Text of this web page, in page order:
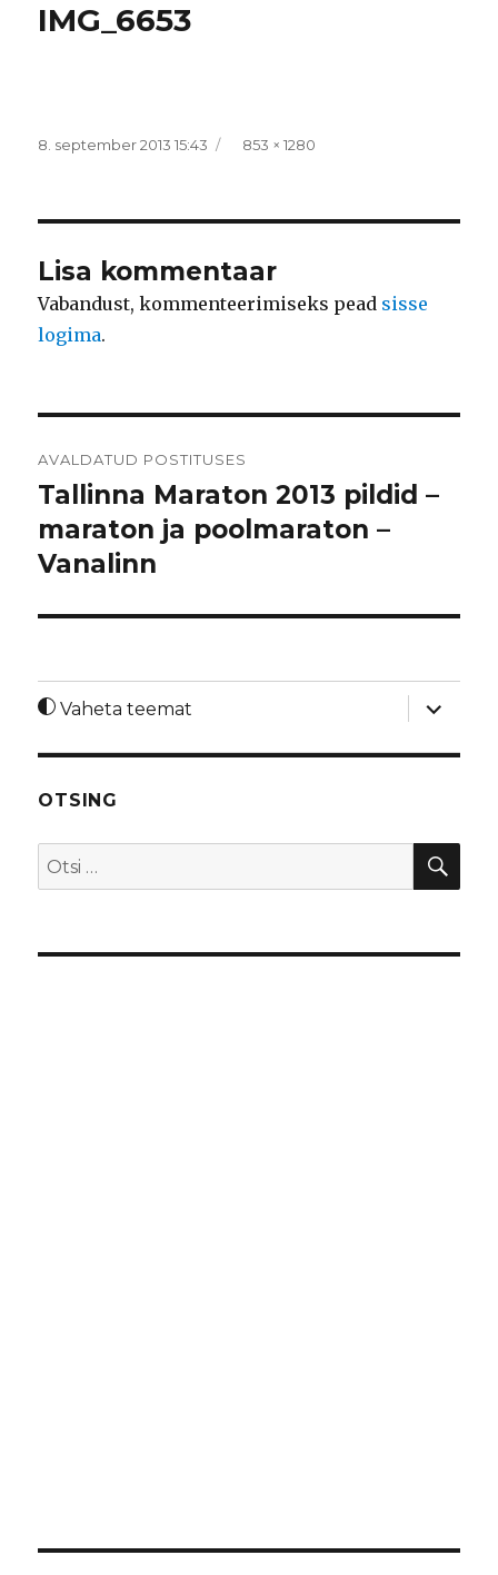
IMG_6653
Postitatud
8. september 2013 15:43 Täissuurus
853 × 1280
Lisa kommentaar
Vabandust, kommenteerimiseks pead sisse
logima.
AVALDATUD POSTITUSES
Tallinna Maraton 2013 pildid –
maraton ja poolmaraton –
Vanalinn
Vaheta teemat
laienda
OTSING
Otsi: